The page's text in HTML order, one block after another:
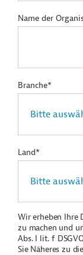
Name der
Branche*
Land*
Wir erheben Ihre
zu machen und
Abs. I lit. f
Sie Näheres zu